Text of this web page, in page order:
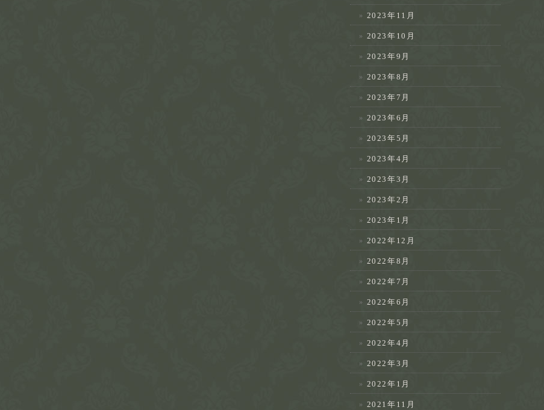
2023年11月
2023年10月
2023年9月
2023年8月
2023年7月
2023年6月
2023年5月
2023年4月
2023年3月
2023年2月
2023年1月
2022年12月
2022年8月
2022年7月
2022年6月
2022年5月
2022年4月
2022年3月
2022年1月
2021年11月